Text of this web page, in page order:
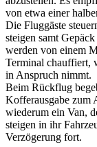
von etwa einer
Die Fluggäste
steigen samt
werden von einem
Terminal chauffiert,
in Anspruch nimmt.
Beim Rückflug
Kofferausgabe zum
wiederum ein Van,
steigen in ihr
Verzögerung fort.